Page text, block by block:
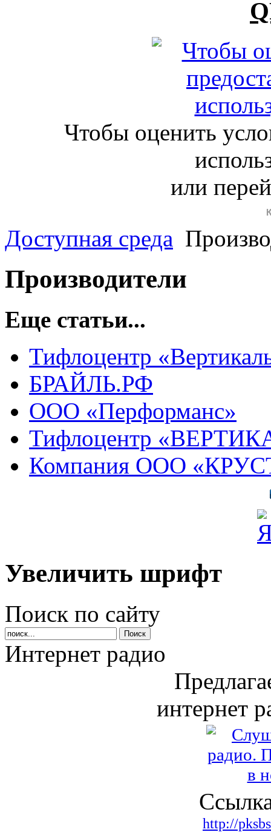
Чтобы оценить
или
Доступная среда
Производители
Еще статьи...
Тифлоцентр
БРАЙЛЬ.РФ
ООО «Перформанс»
Тифлоцентр
Компания ООО
Увеличить шрифт
Поиск по сайту
Интернет радио
интернет
http://